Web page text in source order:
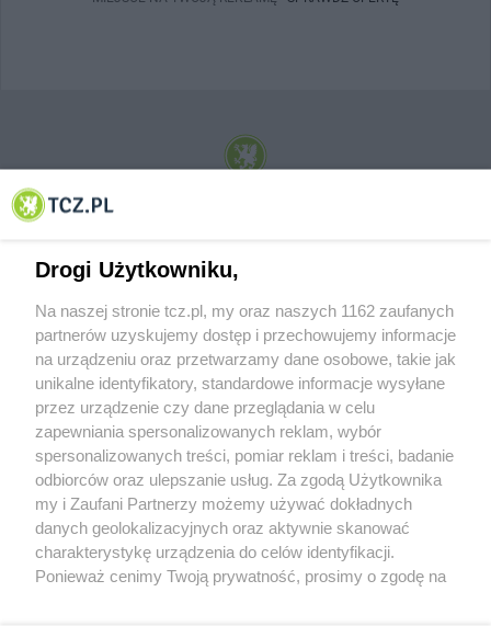
© 2001-2026 Tczew - TCZ.PL Sp. z o.o. Internetowy Serwis Informacyjny Miasta
O FIRMIE POLITYKA PRYWATNOŚCI HOSTING
REKLAMA WSPÓŁPRACA RSS FACEBOOK KONTAKT
Nasze serwisy
Aktualności
Tcz24
Muzyka i kultura
Archiwum wydarzeń
Drogi Użytkowniku,
Na naszej stronie tcz.pl, my oraz naszych 1162 zaufanych
partnerów uzyskujemy dostęp i przechowujemy informacje
na urządzeniu oraz przetwarzamy dane osobowe, takie jak
unikalne identyfikatory, standardowe informacje wysyłane
przez urządzenie czy dane przeglądania w celu
zapewniania spersonalizowanych reklam, wybór
spersonalizowanych treści, pomiar reklam i treści, badanie
odbiorców oraz ulepszanie usług. Za zgodą Użytkownika
my i Zaufani Partnerzy możemy używać dokładnych
danych geolokalizacyjnych oraz aktywnie skanować
charakterystykę urządzenia do celów identyfikacji.
Ponieważ cenimy Twoją prywatność, prosimy o zgodę na